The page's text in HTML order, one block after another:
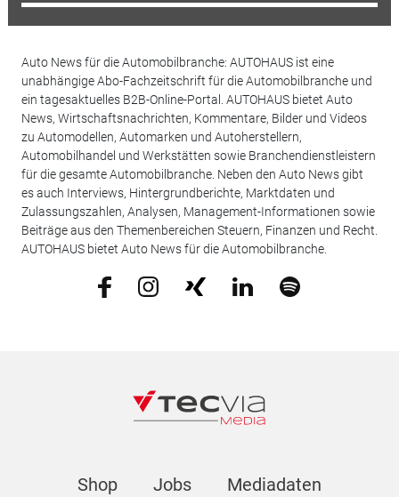
Auto News für die Automobilbranche: AUTOHAUS ist eine
unabhängige Abo-Fachzeitschrift für die Automobilbranche und
ein tagesaktuelles B2B-Online-Portal. AUTOHAUS bietet Auto
News, Wirtschaftsnachrichten, Kommentare, Bilder und Videos
zu Automodellen, Automarken und Autoherstellern,
Automobilhandel und Werkstätten sowie Branchendienstleistern
für die gesamte Automobilbranche. Neben den Auto News gibt
es auch Interviews, Hintergrundberichte, Marktdaten und
Zulassungszahlen, Analysen, Management-Informationen sowie
Beiträge aus den Themenbereichen Steuern, Finanzen und Recht.
AUTOHAUS bietet Auto News für die Automobilbranche.
Shop Jobs Mediadaten